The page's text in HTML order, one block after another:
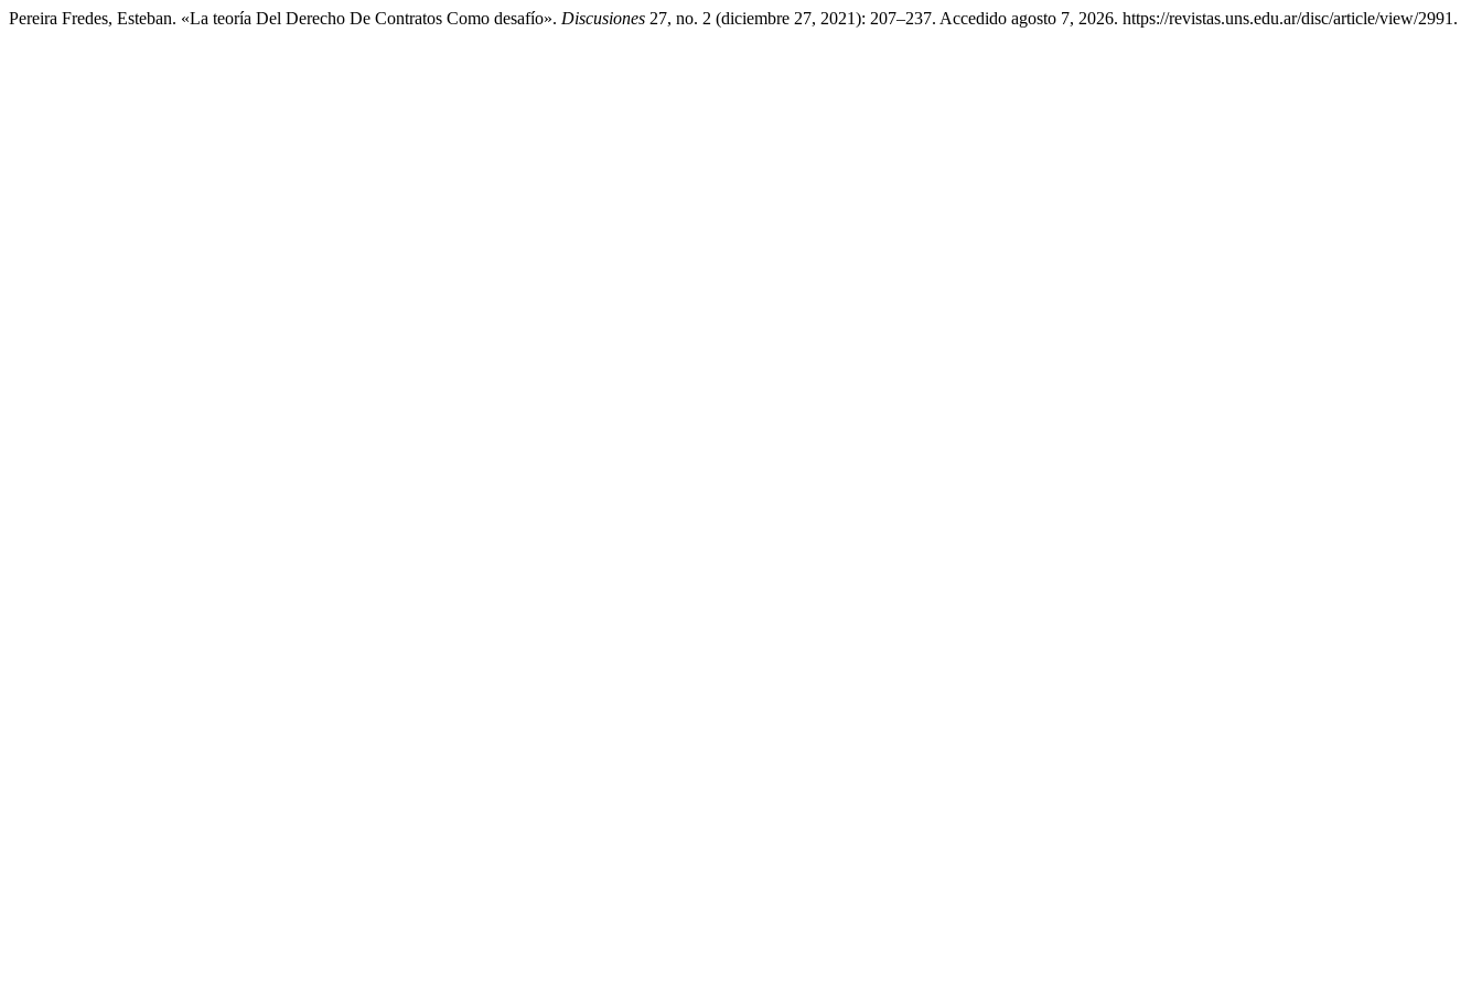
Pereira Fredes, Esteban. «La teoría Del Derecho De Contratos Como desafío». Discusiones 27, no. 2 (diciembre 27, 2021): 207–237. Accedido agosto 7, 2026. https://revistas.uns.edu.ar/disc/article/view/2991.